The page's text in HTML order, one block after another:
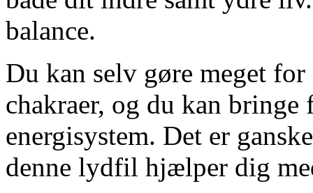
balance.
Du kan selv gøre meget
chakraer, og du kan
energisystem. Det er
denne lydfil hjælper dig